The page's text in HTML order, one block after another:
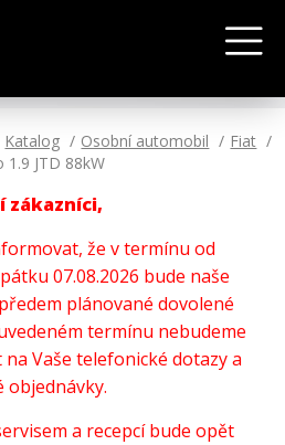
Katalog Osobní automobil
Fiat
1.9 JTD 88kW
zákazníci,
že v termínu od
07.08.2026 bude naše
plánované dovolené
termínu nebudeme
Vaše telefonické dotazy a
objednávky.
a recepcí bude opět